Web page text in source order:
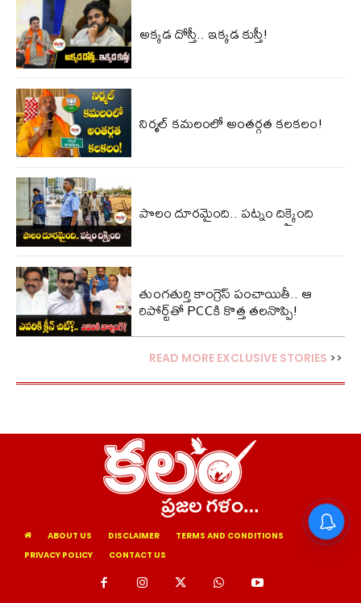
అక్కడ దోస్తీ.. ఇక్కడ కుస్తీ!
నిర్మల్ కమలంలో అంతర్గత కలకలం!
పొలం దూరమైంది.. పట్నం దిక్కైంది
తుంగతుర్తి కాంగ్రెస్‌ పంచాయితీ.. ఆ
రిపోర్ట్‌తో PCCకి కొత్త తలనొప్పి!
READ MORE EXCLUSIVE STORIES >>
ABOUT US DISCLAIMER
TERMS AND CONDITIONS
PRIVACY POLICY
CONTACT US